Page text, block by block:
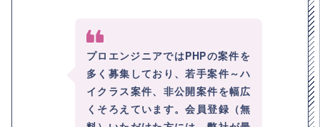
プロエンジニアではPHPの案件を
多く募集しており、若手案件～ハ
イクラス案件、非公開案件を幅広
くそろえています。会員登録（無